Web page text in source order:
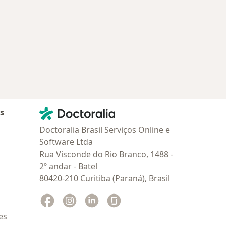
Contato
Doctoralia - Homepage
Doctoralia Brasil Serviços Online e
Software Ltda
Rua Visconde do Rio Branco, 1488 -
2º andar - Batel
80420-210 Curitiba (Paraná), Brasil
Facebook
abre num novo separador
Instagram
abre num novo separador
Linkedin
abre num novo separador